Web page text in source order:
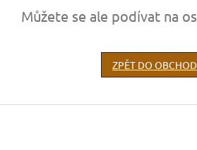
Můžete se ale podívat na
ZPĚT DO